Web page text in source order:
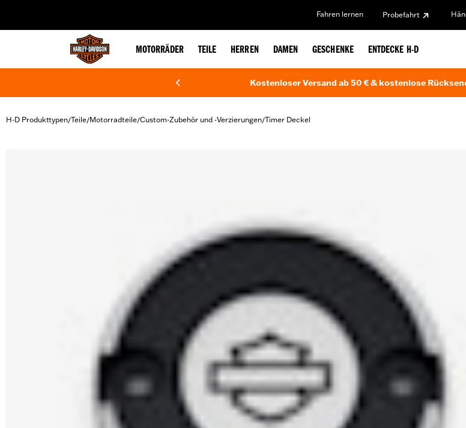
Fahren lernen Probefahrt
MOTORRÄDER TEILE HERREN DAMEN GESCHENKE ENTDECKE H-D
Kostenloser Versand ab 50 € & kostenlose
H-D Produkttypen/Teile/Motorradteile/Custom-Zubehör und -Verzierungen/Timer Deckel